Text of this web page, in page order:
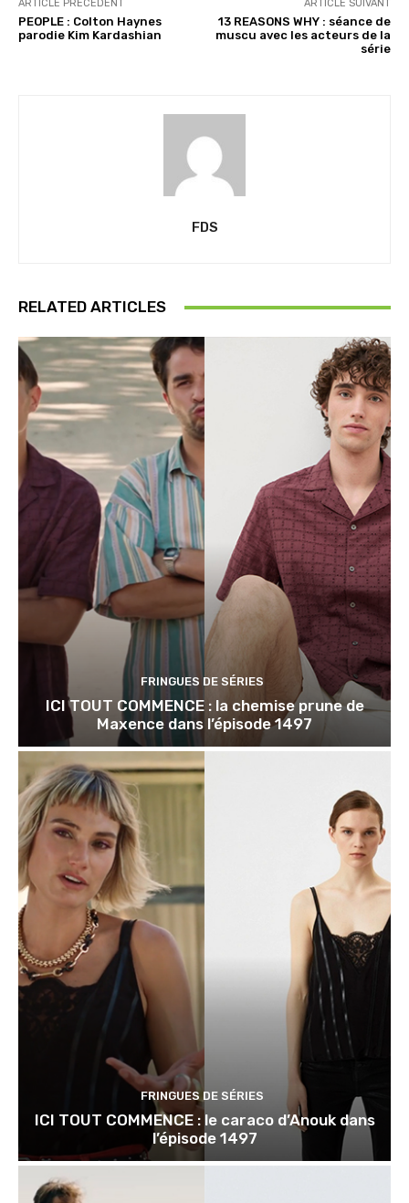
ARTICLE PRÉCÉDENT
PEOPLE : Colton Haynes
parodie Kim Kardashian
ARTICLE SUIVANT
13 REASONS WHY : séance de
muscu avec les acteurs de la
série
FDS
RELATED ARTICLES
FRINGUES DE SÉRIES
ICI TOUT COMMENCE : la chemise prune de
Maxence dans l’épisode 1497
FRINGUES DE SÉRIES
ICI TOUT COMMENCE : le caraco d’Anouk dans
l’épisode 1497